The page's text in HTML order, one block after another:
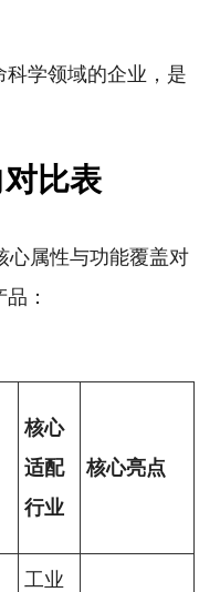
学领域的企业，是
比表
心属性与功能覆盖对
：
核心
适配
行业
核心亮点
工业